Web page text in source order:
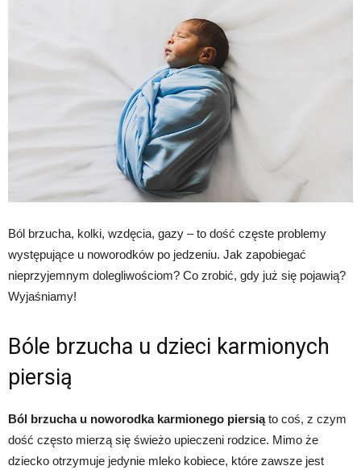
Ból brzucha, kolki, wzdęcia, gazy – to dość częste problemy
występujące u noworodków po jedzeniu. Jak zapobiegać
nieprzyjemnym dolegliwościom? Co zrobić, gdy już się pojawią?
Wyjaśniamy!
Bóle brzucha u dzieci karmionych
piersią
Ból brzucha u noworodka karmionego piersiąto coś, z czym
dość często mierzą się świeżo upieczeni rodzice. Mimo że
dziecko otrzymuje jedynie mleko kobiece, które zawsze jest